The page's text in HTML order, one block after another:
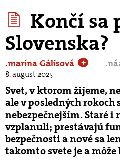
Končí sa
Slovenska?
.marína Gálisová +
8. august 2025
Svet, v ktorom žijeme,
ale v posledných rokoch
nebezpečnejším. Staré
vzplanuli; prestávajú
bezpečnosti a nové sa
takomto svete je a môže